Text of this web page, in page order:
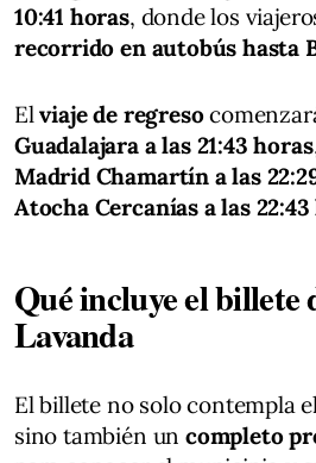
10:41 horas, donde los
recorrido en autobús hasta
Elviaje de regreso
Guadalajara a las 21:43 horas
Madrid Chamartín a las
Atocha Cercanías a las
Qué incluye el billete
Lavanda
El billete no solo contempla
sino también un completo